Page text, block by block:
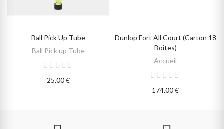
DÉTAILS
Ball Pick Up Tube
Ball Pick up Tube
25,00 €
AJOUTER AU PANIER
Dunlop Fort All Court (carton 18
Boites)
Accueil
174,00 €